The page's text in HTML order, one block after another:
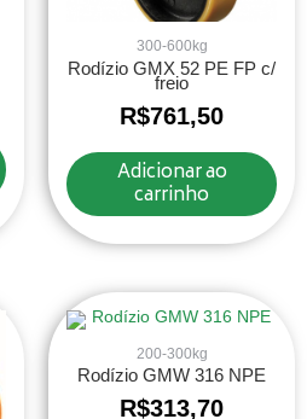
300-600kg
Rodízio GMX 52 PE FP c/
freio
R$761,50
Adicionar ao
carrinho
200-300kg
Rodízio GMW 316 NPE
R$313,70